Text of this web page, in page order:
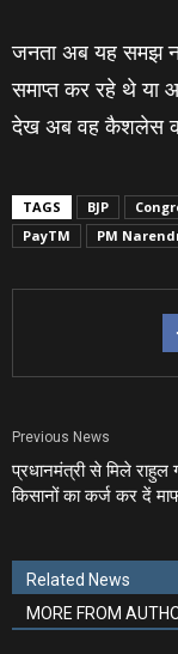
जनता अब यह समझ
समाप्‍त कर रहे थे या
देख अब वह कैशलेस
TAGS BJP
PayTM
PM
Previous News
प्रधानमंत्री से मिले राहुल
किसानों का कर्ज कर दें
Related News
MORE FROM